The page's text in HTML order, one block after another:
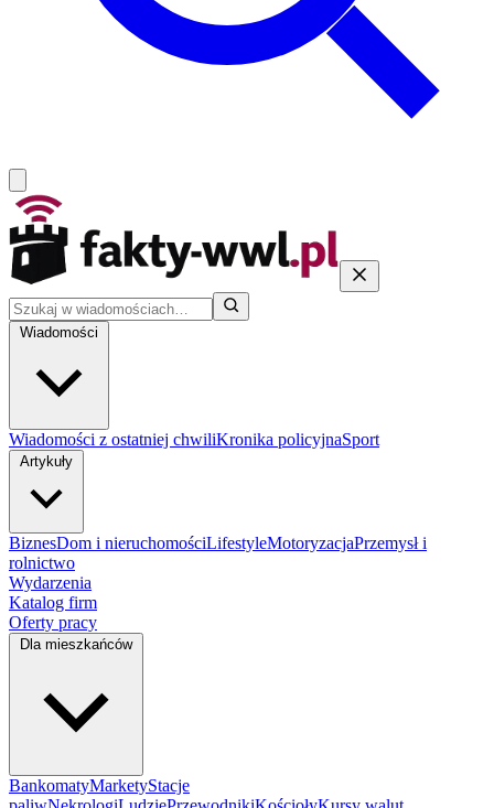
Wiadomości
Wiadomości z ostatniej chwiliKronika policyjnaSport
Artykuły
BiznesDom i nieruchomościLifestyleMotoryzacjaPrzemysł i
rolnictwo
Wydarzenia
Katalog firm
Oferty pracy
Dla mieszkańców
BankomatyMarketyStacje